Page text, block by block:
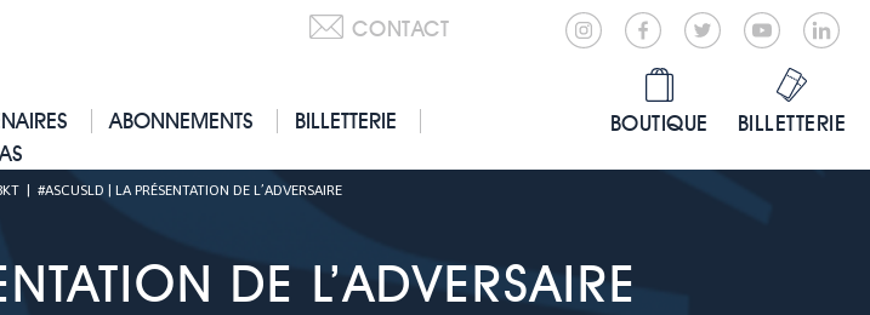
CONTACT
ABONNEMENTS
BILLETTERIE
BOUTIQUE BILLETTERIE
| #ASCUSLD | LA PRÉSENTATION DE L’ADVERSAIRE
DE L’ADVERSAIRE